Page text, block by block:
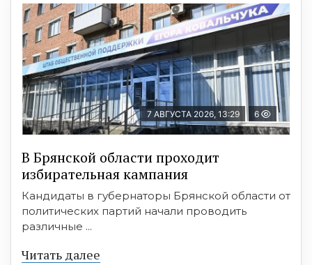
7 АВГУСТА 2026, 13:29 6
В Брянской области проходит
избирательная кампания
Кандидаты в губернаторы Брянской области от
политических партий начали проводить
различные ...
Читать далее